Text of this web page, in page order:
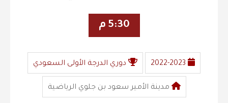
5:30 م
2022-2023 دوري الدرجة الأولى السعودي
مدينة الأمير سعود بن جلوي الرياضية